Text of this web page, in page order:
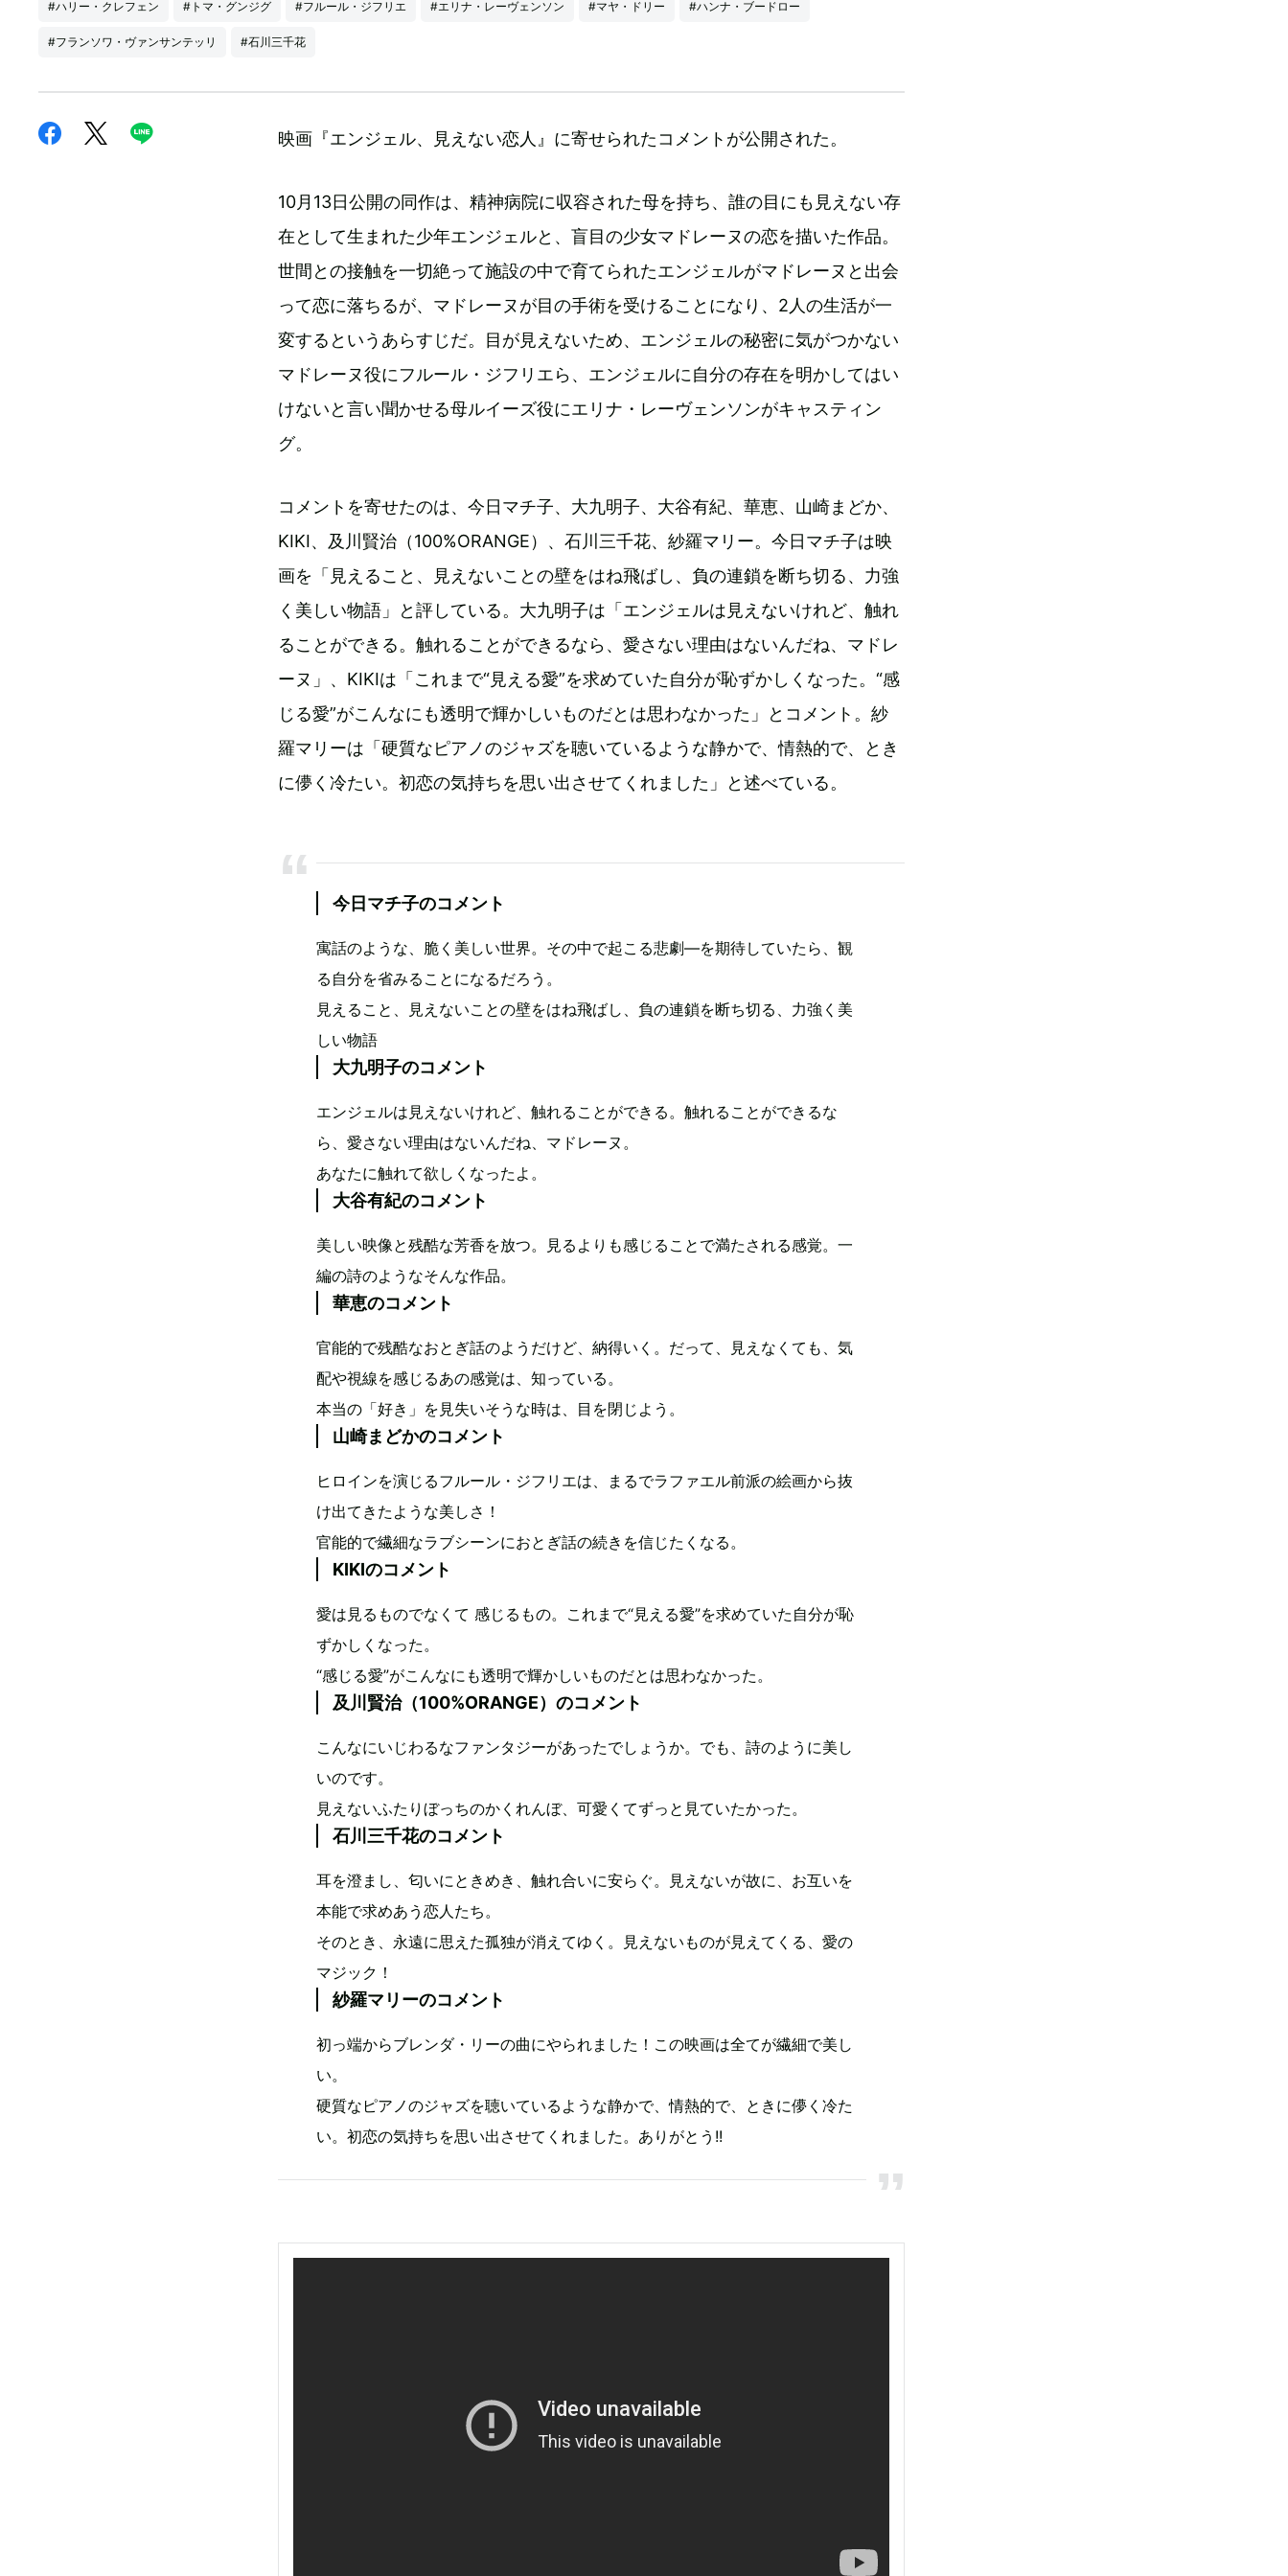
#ハリー・クレフェン #トマ・グンジグ #フルール・ジフリエ #エリナ・レーヴェンソン #マヤ・ドリー #ハンナ・ブードロー
#フランソワ・ヴァンサンテッリ #石川三千花
映画『エンジェル、見えない恋人』に寄せられたコメントが公開された。
10月13日公開の同作は、精神病院に収容された母を持ち、誰の目にも見えない存
在として生まれた少年エンジェルと、盲目の少女マドレーヌの恋を描いた作品。
世間との接触を一切絶って施設の中で育てられたエンジェルがマドレーヌと出会
って恋に落ちるが、マドレーヌが目の手術を受けることになり、2人の生活が一
変するというあらすじだ。目が見えないため、エンジェルの秘密に気がつかない
マドレーヌ役にフルール・ジフリエら、エンジェルに自分の存在を明かしてはい
けないと言い聞かせる母ルイーズ役にエリナ・レーヴェンソンがキャスティン
グ。
コメントを寄せたのは、今日マチ子、大九明子、大谷有紀、華恵、山崎まどか、
KIKI、及川賢治（100%ORANGE）、石川三千花、紗羅マリー。今日マチ子は映
画を「見えること、見えないことの壁をはね飛ばし、負の連鎖を断ち切る、力強
く美しい物語」と評している。大九明子は「エンジェルは見えないけれど、触れ
ることができる。触れることができるなら、愛さない理由はないんだね、マドレ
ーヌ」、KIKIは「これまで“見える愛”を求めていた自分が恥ずかしくなった。“感
じる愛”がこんなにも透明で輝かしいものだとは思わなかった」とコメント。紗
羅マリーは「硬質なピアノのジャズを聴いているような静かで、情熱的で、とき
に儚く冷たい。初恋の気持ちを思い出させてくれました」と述べている。
今日マチ子のコメント
寓話のような、脆く美しい世界。その中で起こる悲劇—を期待していたら、観
る自分を省みることになるだろう。
見えること、見えないことの壁をはね飛ばし、負の連鎖を断ち切る、力強く美
しい物語
大九明子のコメント
エンジェルは見えないけれど、触れることができる。触れることができるな
ら、愛さない理由はないんだね、マドレーヌ。
あなたに触れて欲しくなったよ。
大谷有紀のコメント
美しい映像と残酷な芳香を放つ。見るよりも感じることで満たされる感覚。一
編の詩のようなそんな作品。
華恵のコメント
官能的で残酷なおとぎ話のようだけど、納得いく。だって、見えなくても、気
配や視線を感じるあの感覚は、知っている。
本当の「好き」を見失いそうな時は、目を閉じよう。
山崎まどかのコメント
ヒロインを演じるフルール・ジフリエは、まるでラファエル前派の絵画から抜
け出てきたような美しさ！
官能的で繊細なラブシーンにおとぎ話の続きを信じたくなる。
KIKIのコメント
愛は見るものでなくて 感じるもの。これまで“見える愛”を求めていた自分が恥
ずかしくなった。
“感じる愛”がこんなにも透明で輝かしいものだとは思わなかった。
及川賢治（100%ORANGE）のコメント
こんなにいじわるなファンタジーがあったでしょうか。でも、詩のように美し
いのです。
見えないふたりぼっちのかくれんぼ、可愛くてずっと見ていたかった。
石川三千花のコメント
耳を澄まし、匂いにときめき、触れ合いに安らぐ。見えないが故に、お互いを
本能で求めあう恋人たち。
そのとき、永遠に思えた孤独が消えてゆく。見えないものが見えてくる、愛の
マジック！
紗羅マリーのコメント
初っ端からブレンダ・リーの曲にやられました！この映画は全てが繊細で美し
い。
硬質なピアノのジャズを聴いているような静かで、情熱的で、ときに儚く冷た
い。初恋の気持ちを思い出させてくれました。ありがとう!!